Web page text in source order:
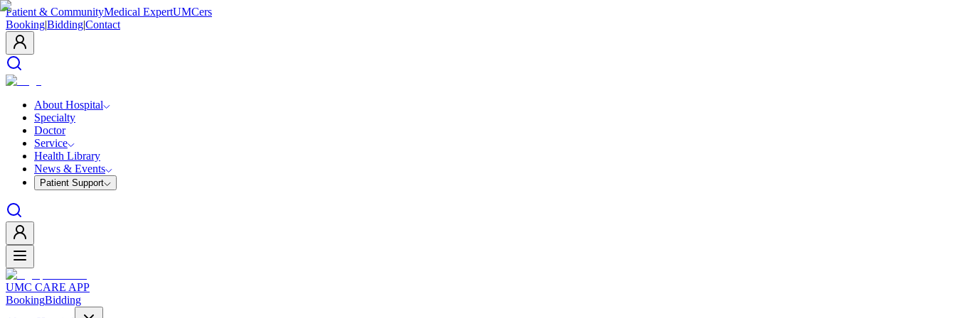
Patient & CommunityMedical ExpertUMCers
Booking|Bidding|Contact
About Hospital
Specialty
Doctor
Service
Health Library
News & Events
Patient Support
UMC CARE APP
BookingBidding